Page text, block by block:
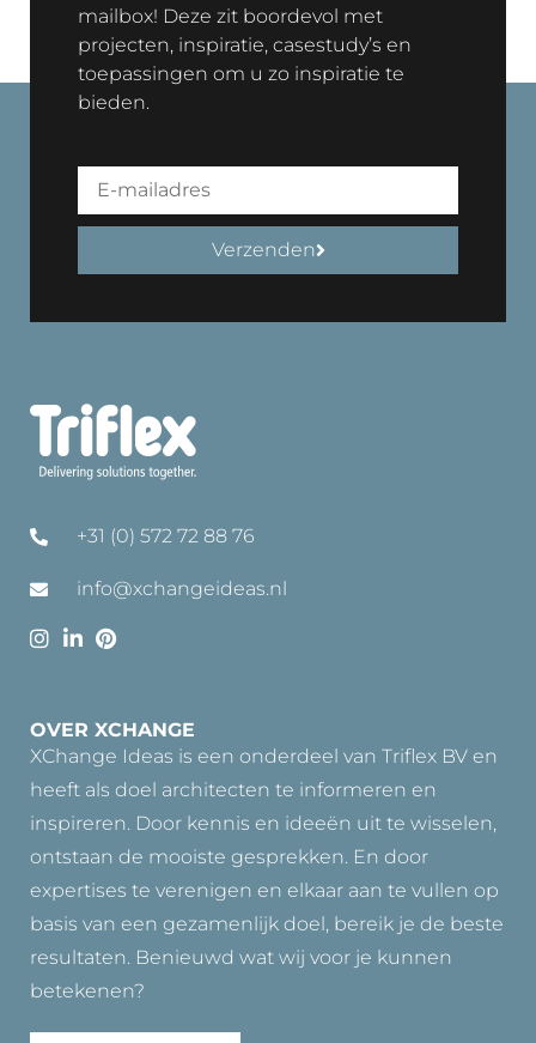
mailbox! Deze zit boordevol met
projecten, inspiratie, casestudy’s en
toepassingen om u zo inspiratie te
bieden.
Verzenden
+31 (0) 572 72 88 76
info@xchangeideas.nl
OVER XCHANGE
XChange Ideas is een onderdeel van Triflex BV en
heeft als doel architecten te informeren en
inspireren. Door kennis en ideeën uit te wisselen,
ontstaan de mooiste gesprekken. En door
expertises te verenigen en elkaar aan te vullen op
basis van een gezamenlijk doel, bereik je de beste
resultaten. Benieuwd wat wij voor je kunnen
betekenen?